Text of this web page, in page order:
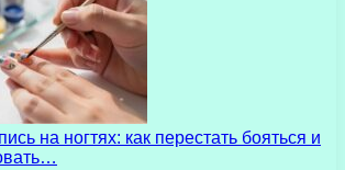
на ногтях: как перестать бояться и